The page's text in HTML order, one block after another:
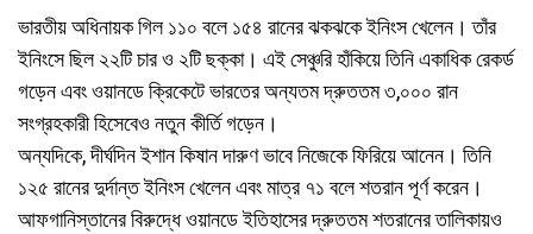
ভারতীয় অধিনায়ক গিল ১১০ বলে ১৫৪ রানের ঝকঝকে ইনিংস খেলেন। তাঁর
ইনিংসে ছিল ২২টি চার ও ২টি ছক্কা। এই সেঞ্চুরি হাঁকিয়ে তিনি একাধিক রেকর্ড
গড়েন এবং ওয়ানডে ক্রিকেটে ভারতের অন্যতম দ্রুততম ৩,০০০ রান
সংগ্রহকারী হিসেবেও নতুন কীর্তি গড়েন।
অন্যদিকে, দীর্ঘদিন ইশান কিষান দারুণ ভাবে নিজেকে ফিরিয়ে আনেন। তিনি
১২৫ রানের দুর্দান্ত ইনিংস খেলেন এবং মাত্র ৭১ বলে শতরান পূর্ণ করেন।
আফগানিস্তানের বিরুদ্ধে ওয়ানডে ইতিহাসের দ্রুততম শতরানের তালিকায়ও